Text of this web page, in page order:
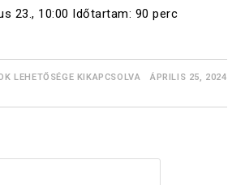
23., 10:00 Időtartam: 90 perc
LEHETŐSÉGE KIKAPCSOLVA ÁPRILIS 25, 2024